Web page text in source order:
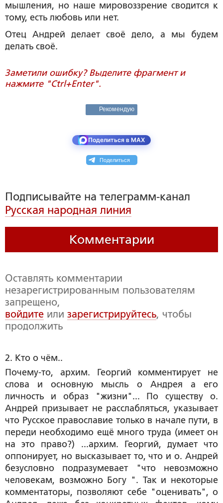
мышления, но наше мировоззрение сводится к
тому, есть любовь или нет.
Отец Андрей делает своё дело, а мы будем
делать своё.
Заметили ошибку? Выделите фрагмент и
нажмите "Ctrl+Enter".
Рекомендую
Поделиться в MAX
Поделиться
Подписывайте на телеграмм-канал
Русская народная линия
Комментарии
Оставлять комментарии
незарегистрированным пользователям
запрещено,
войдите или зарегистрируйтесь, чтобы
продолжить
2. Кто о чём..
Почему-то, архим. Георгий комментирует не
слова и основную мысль о Андрея а его
личность и образ "жизни"... По существу о.
Андрей призывает не расслабляться, указывает
что Русское православие только в начале пути, в
переди необходимо ещё много труда (имеет он
на это право?) ...архим. Георгий, думает что
оппонирует, но высказывает то, что и о. Андрей
безусловно подразумевает "что невозможно
человекам, возможно Богу ". Так и некоторые
комментаторы, позволяют себе "оценивать", о